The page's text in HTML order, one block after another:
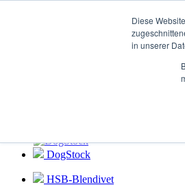
Diese
in unserer
DogStock
HSB-Blendivet